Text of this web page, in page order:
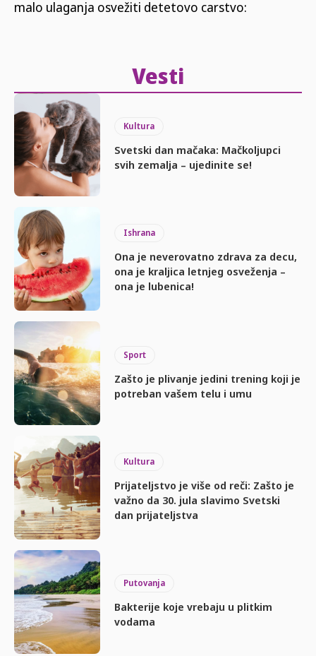
malo ulaganja osvežiti detetovo carstvo:
Vesti
Kultura
Svetski dan mačaka: Mačkoljupci
svih zemalja – ujedinite se!
Ishrana
Ona je neverovatno zdrava za decu,
ona je kraljica letnjeg osveženja –
ona je lubenica!
Sport
Zašto je plivanje jedini trening koji je
potreban vašem telu i umu
Kultura
Prijateljstvo je više od reči: Zašto je
važno da 30. jula slavimo Svetski
dan prijateljstva
Putovanja
Bakterije koje vrebaju u plitkim
vodama